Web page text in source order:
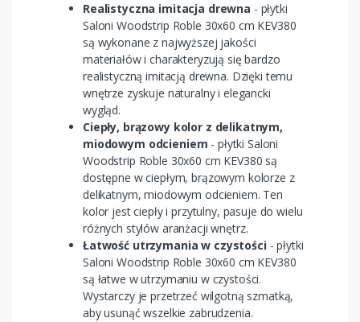
Realistyczna imitacja drewna - płytki
Saloni Woodstrip Roble 30x60 cm KEV380
są wykonane z najwyższej jakości
materiałów i charakteryzują się bardzo
realistyczną imitacją drewna. Dzięki temu
wnętrze zyskuje naturalny i elegancki
wygląd.
Ciepły, brązowy kolor z delikatnym,
miodowym odcieniem - płytki Saloni
Woodstrip Roble 30x60 cm KEV380 są
dostępne w ciepłym, brązowym kolorze z
delikatnym, miodowym odcieniem. Ten
kolor jest ciepły i przytulny, pasuje do wielu
różnych stylów aranżacji wnętrz.
Łatwość utrzymania w czystości- płytki
Saloni Woodstrip Roble 30x60 cm KEV380
są łatwe w utrzymaniu w czystości.
Wystarczy je przetrzeć wilgotną szmatką,
aby usunąć wszelkie zabrudzenia.